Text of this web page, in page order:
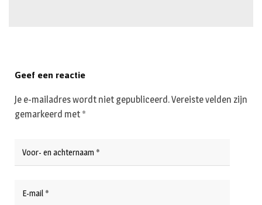
Geef een reactie
Je e-mailadres wordt niet gepubliceerd.Vereiste velden zijn
gemarkeerd met *